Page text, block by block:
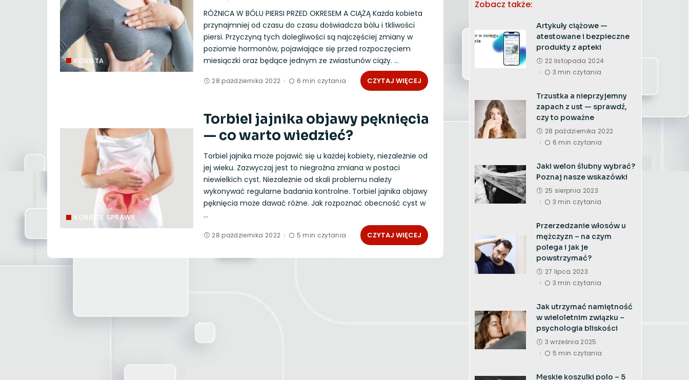
KOBIETA
RÓŻNICA W BÓLU PIERSI PRZED OKRESEM A CIĄŻĄ Każda kobieta
przynajmniej od czasu do czasu doświadcza bólu i tkliwości
piersi. Przyczyną tych dolegliwości są najczęściej zmiany w
poziomie hormonów, pojawiające się przed rozpoczęciem
miesiączki oraz będące jednym ze zwiastunów ciąży. ...
28 października 2022 6 min czytania CZYTAJ WIĘCEJ
KOBIECE SPRAWY
Torbiel jajnika objawy pęknięcia
— co warto wiedzieć?
Torbiel jajnika może pojawić się u każdej kobiety, niezależnie od
jej wieku. Zazwyczaj jest to niegroźna zmiana w postaci
niewielkich cyst. Niezależnie od skali problemu należy
wykonywać regularne badania kontrolne. Torbiel jajnika objawy
pęknięcia może dawać różne. Jak rozpoznać obecność cyst w
...
28 października 2022 5 min czytania CZYTAJ WIĘCEJ
Zobacz także:
Artykuły ciążowe —
atestowane i bezpieczne
produkty z apteki
22 listopada 2024
3 min czytania
Trzustka a nieprzyjemny
zapach z ust — sprawdź,
czy to poważne
28 października 2022
6 min czytania
Jaki welon ślubny wybrać?
Poznaj nasze wskazówki
25 sierpnia 2023
3 min czytania
Przerzedzanie włosów u
mężczyzn – na czym
polega i jak je
powstrzymać?
27 lipca 2023
3 min czytania
Jak utrzymać namiętność
w wieloletnim związku –
psychologia bliskości
3 września 2025
5 min czytania
Męskie koszulki polo – 5